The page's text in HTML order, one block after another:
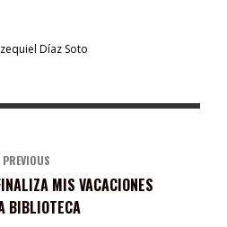
Díaz Soto
PREVIOUS
MIS VACACIONES
BIBLIOTECA